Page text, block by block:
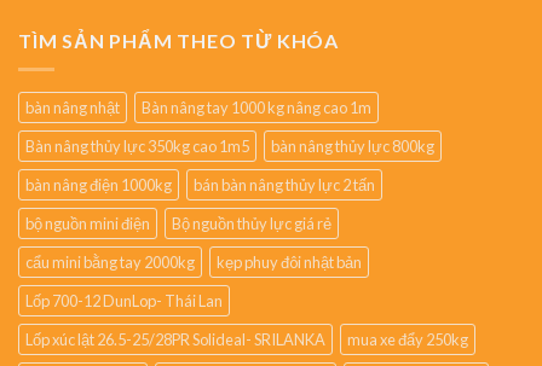
TÌM SẢN PHẨM THEO TỪ KHÓA
bàn nâng nhật
Bàn nâng tay 1000 kg nâng cao 1m
Bàn nâng thủy lực 350kg cao 1m5
bàn nâng thủy lực 800kg
bàn nâng điện 1000kg
bán bàn nâng thủy lực 2 tấn
bộ nguồn mini điện
Bộ nguồn thủy lực giá rẻ
cẩu mini bằng tay 2000kg
kẹp phuy đôi nhật bản
Lốp 700-12 DunLop- Thái Lan
Lốp xúc lật 26.5-25/28PR Solideal- SRILANKA
mua xe đẩy 250kg